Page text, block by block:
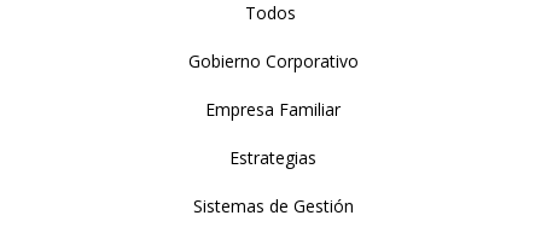
Todos
Gobierno Corporativo
Empresa Familiar
Estrategias
Sistemas de Gestión